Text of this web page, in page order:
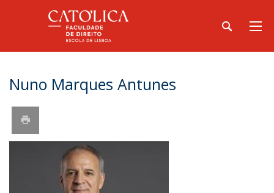
Nuno Marques Antunes